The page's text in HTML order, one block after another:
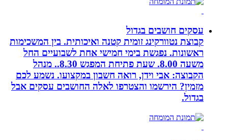
עסקים חושבים בגדול
קבוצת נטוורקינג זומית קטנה ואיכותית. בין המשכימות
ראשונות. נפגשת בימי חמישי אחת לשבועיים החל
משעה 8.00. שעת פתיחת המפגש 8.30.. מנהל
הקבוצה: אבי וידן, רואה חשבון במקצועו. נשמע לכם
מזמין? הירשמו והצטרפו לאלה החושבים עסקים אבל
בגדול.